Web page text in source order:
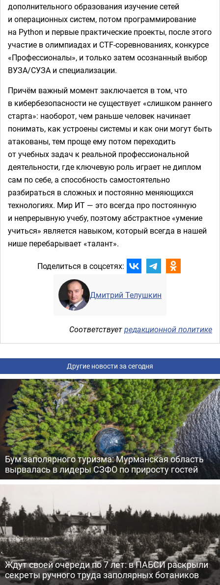
дополнительного образования изучение сетей
и операционных систем, потом программирование
на Python и первые практические проекты, после этого
участие в олимпиадах и CTF-соревнованиях, конкурсе
«Профессионалы», и только затем осознанный выбор
ВУЗА/СУЗА и специализации.
Причём важный момент заключается в том, что
в кибербезопасности не существует «слишком раннего
старта»: наоборот, чем раньше человек начинает
понимать, как устроены системы и как они могут быть
атакованы, тем проще ему потом переходить
от учебных задач к реальной профессиональной
деятельности, где ключевую роль играет не диплом
сам по себе, а способность самостоятельно
разбираться в сложных и постоянно меняющихся
технологиях. Мир ИТ — это всегда про постоянную
и непрерывную учебу, поэтому абстрактное «умение
учиться» является навыком, который всегда в нашей
нише перебарывает «талант».
Поделиться в соцсетях:
Дмитрий Телушкин
Соответствуетредакционной политике
Другие новости за сегодня
Бум заполярного туризма: Мурманская область
вырвалась в лидеры СЗФО по приросту гостей
Ждут своей очереди по 7 лет: в ПАБСИ раскрыли
секреты ручного труда заполярных ботаников